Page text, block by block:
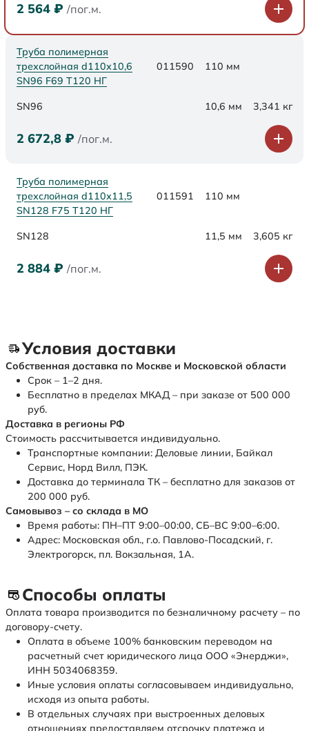
2 564 ₽ /пог.м.
Труба полимерная
трехслойная d110х10,6
SN96 F69 Т120 НГ
011590 110 мм
SN96 10,6 мм 3,341 кг
2 672,8 ₽ /пог.м.
Труба полимерная
трехслойная d110х11,5
SN128 F75 Т120 НГ
011591 110 мм
SN128 11,5 мм 3,605 кг
2 884 ₽ /пог.м.
Условия доставки
Собственная доставка по Москве и Московской области
Срок – 1–2 дня.
Бесплатно в пределах МКАД – при заказе от 500 000
руб.
Доставка в регионы РФ
Стоимость рассчитывается индивидуально.
Транспортные компании: Деловые линии, Байкал
Сервис, Норд Вилл, ПЭК.
Доставка до терминала ТК – бесплатно для заказов от
200 000 руб.
Самовывоз – со склада в МО
Время работы: ПН–ПТ 9:00–00:00, СБ–ВС 9:00–6:00.
Адрес: Московская обл., г.о. Павлово-Посадский, г.
Электрогорск, пл. Вокзальная, 1А.
Способы оплаты
Оплата товара производится по безналичному расчету – по
договору-счету.
Оплата в объеме 100% банковским переводом на
расчетный счет юридического лица ООО «Энерджи»,
ИНН 5034068359.
Иные условия оплаты согласовываем индивидуально,
исходя из опыта работы.
В отдельных случаях при выстроенных деловых